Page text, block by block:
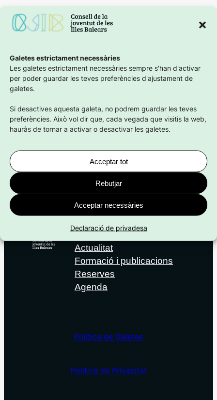
Galetes estrictament necessàries
Les galetes estrictament necessàries sempre s'han d'activar
per poder guardar les teves preferències d'ajustament de
galetes.
Si desactives aquesta galeta, no podrem guardar les teves
preferències. Això vol dir que, cada vegada que visitis la web,
hauràs de tornar a activar o desactivar les galetes.
Acceptar tot
Rebutjar
Acceptar necessàries
Declaració de privadesa
Compartir en Facebook
X
ET POT INTERESSAR:
Entitats
Actualitat
Formació i publicacions
Reserves
Agenda
Política de Galetes
Política de Privacitat